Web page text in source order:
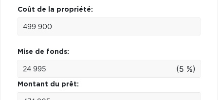
Coût de la propriété:
Mise de fonds:
(5 %)
Montant du prêt: